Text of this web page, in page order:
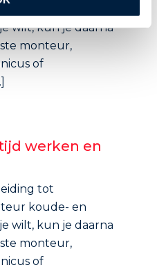
wilt, kun je daarna
monteur,
of
werken en
tot
koude- en
wilt, kun je daarna
monteur,
of